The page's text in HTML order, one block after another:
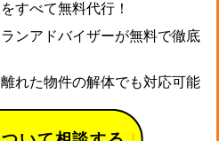
すべて無料代行！
ンアドバイザーが無料で徹底
れた物件の解体でも対応可能